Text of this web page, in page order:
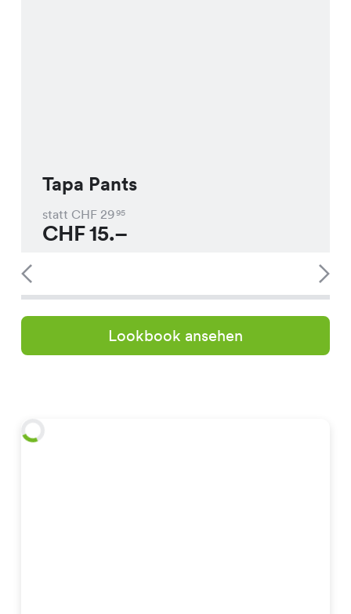
Tapa Pants
statt CHF 2995
CHF15.–
Lookbook ansehen